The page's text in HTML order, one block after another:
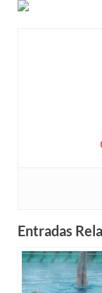
Entradas